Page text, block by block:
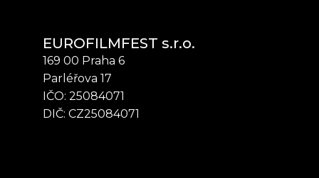
EUROFILMFEST s.r.o.
169 00 Praha 6
Parléřova 17
IČO: 25084071
DIČ: CZ25084071